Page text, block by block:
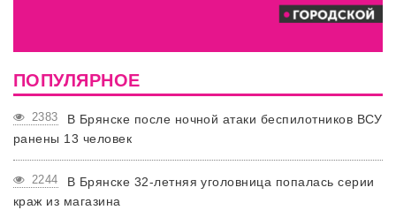
ПОПУЛЯРНОЕ
2383
В Брянске после ночной атаки беспилотников ВСУ
ранены 13 человек
2244
В Брянске 32-летняя уголовница попалась серии
краж из магазина